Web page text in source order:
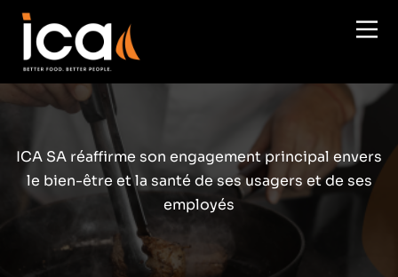
Aller au contenu principal
ICA SA réaffirme son engagement principal envers
le bien-être et la santé de ses usagers et de ses
employés